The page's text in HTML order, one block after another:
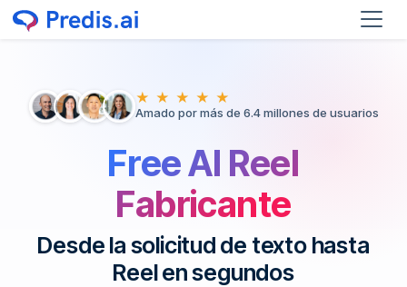
★ ★ ★ ★ ★
Amado por más de 6.4 millones de usuarios
Free AI Reel
Fabricante
Desde la solicitud de texto hasta
Reel en segundos